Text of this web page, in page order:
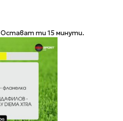
Остават ти 15 минути.